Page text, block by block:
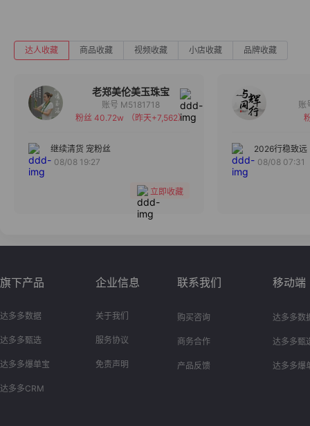
达人收藏 商品收藏 视频收藏 小店收藏 品牌收藏
老郑美伦美玉珠宝
备注
账号 M5181718
粉丝 40.72w
（昨天+7,562）
继续清货 宠粉丝
08/08 19:27
立即收藏
2026行稳致远
08/08 07:31
旗下产品
达多多数据
达多多甄选
达多多爆单宝
达多多CRM
企业信息
关于我们
服务协议
免责声明
联系我们
购买咨询
商务合作
产品反馈
移动端
达多多数
达多多甄
达多多爆